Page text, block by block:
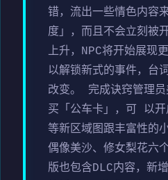
错，流出一些情色内容
度」，而且不会立刻被
上升，NPC将开始展现
以解锁新式的事件，台
改变。 完成诀窍管理
买「公车卡」，可 以
等新区域图跟丰富性的
偶像美沙、修女梨花六
版也包含DLC内容，新